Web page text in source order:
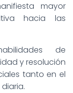
mayor
hacia las
de
y resolución
tanto en el